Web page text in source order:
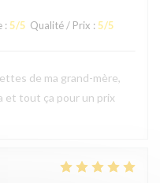
: 5/5 Qualité / Prix : 5/5
de ma grand-mère,
et tout ça pour un prix